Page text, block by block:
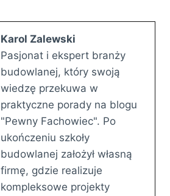
Karol Zalewski
Pasjonat i ekspert branży
budowlanej, który swoją
wiedzę przekuwa w
praktyczne porady na blogu
"Pewny Fachowiec". Po
ukończeniu szkoły
budowlanej założył własną
firmę, gdzie realizuje
kompleksowe projekty